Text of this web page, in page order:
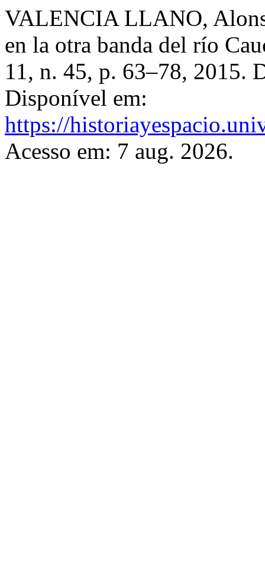
VALENCIA LLANO,
en la otra banda del río
11, n. 45, p. 63–78, 2015.
Disponível em:
https://
Acesso em: 7 aug. 2026.